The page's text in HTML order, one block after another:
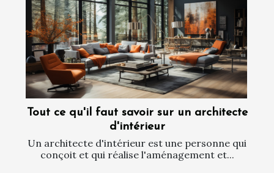
Tout ce qu'il faut savoir sur un architecte
d'intérieur
Un architecte d'intérieur est une personne qui
conçoit et qui réalise l'aménagement et...